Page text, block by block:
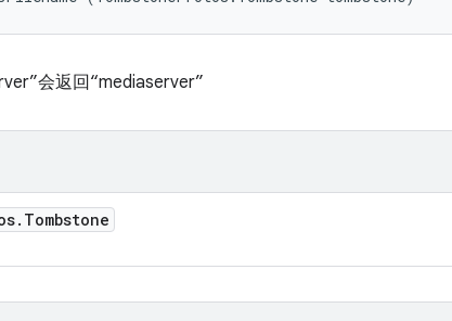
会返回“mediaserver”
. Tombstone